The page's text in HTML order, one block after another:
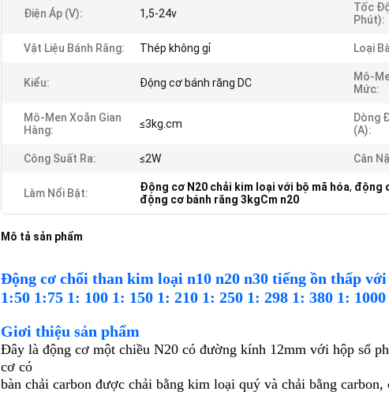
Điện Áp (v): 1,5-24v
Tốc
Phút):
Vật Liệu Bánh Răng: Thép không gỉ Loại
Kiểu: Động cơ bánh răng DC
Mô-
Mức:
Mô-Men Xoắn Gian
Hàng:
≤3kg.cm
Dòng
(a):
Công Suất Ra: ≤2W Cân
Làm Nổi Bật: Động cơ N20 chải kim loại với bộ mã hóa, động
động cơ bánh răng 3kgCm n20
Mô tả sản phẩm
Động cơ chổi than kim loại n10 n20 n30 tiếng ồn thấp
1:50 1:75 1: 100 1: 150 1: 210 1: 250 1: 298 1: 380 1: 1000
Giơi thiệu sản phẩm
Đây là động cơ một chiều N20 có đường kính 12mm với hộp số
cơ có
bàn chải carbon được chải bằng kim loại quý và chải bằng